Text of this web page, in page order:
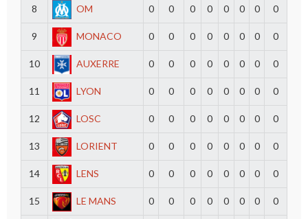
8 OM 0 0 0 0 0 0 0 0
9 MONACO 0 0 0 0 0 0 0 0
10 AUXERRE 0 0 0 0 0 0 0 0
11 LYON 0 0 0 0 0 0 0 0
12 LOSC 0 0 0 0 0 0 0 0
13 LORIENT 0 0 0 0 0 0 0 0
14 LENS 0 0 0 0 0 0 0 0
15 LE MANS 0 0 0 0 0 0 0 0